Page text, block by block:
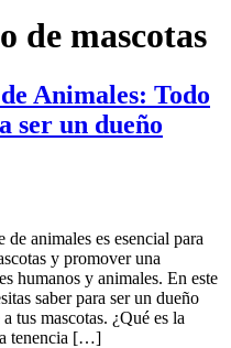
de mascotas
Animales: Todo
ser un dueño
animales es esencial para
y promover una
humanos y animales. En este
saber para ser un dueño
tus mascotas. ¿Qué es la
tenencia […]